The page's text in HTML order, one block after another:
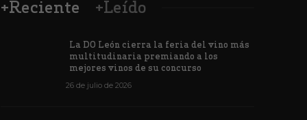
+Reciente +Leído
La DO León cierra la feria del vino más
multitudinaria premiando a los
mejores vinos de su concurso
26 de julio de 2026